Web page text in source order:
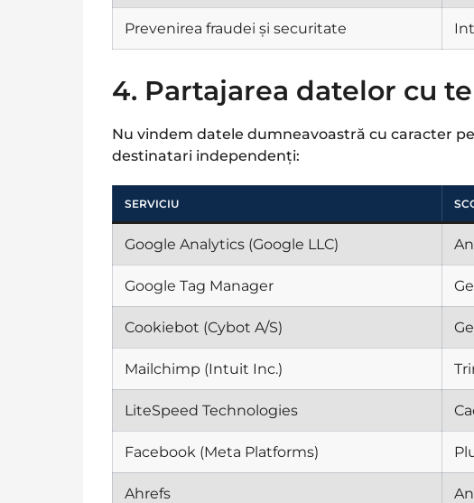
Prevenirea fraudei și securitate
4. Partajarea datelor cu
Nu vindem datele dumneavoastră cu caracter
destinatari independenți:
SERVICIU
Google Analytics (Google LLC)
Google Tag Manager
Cookiebot (Cybot A/S)
Mailchimp (Intuit Inc.)
LiteSpeed Technologies
Facebook (Meta Platforms)
Ahrefs